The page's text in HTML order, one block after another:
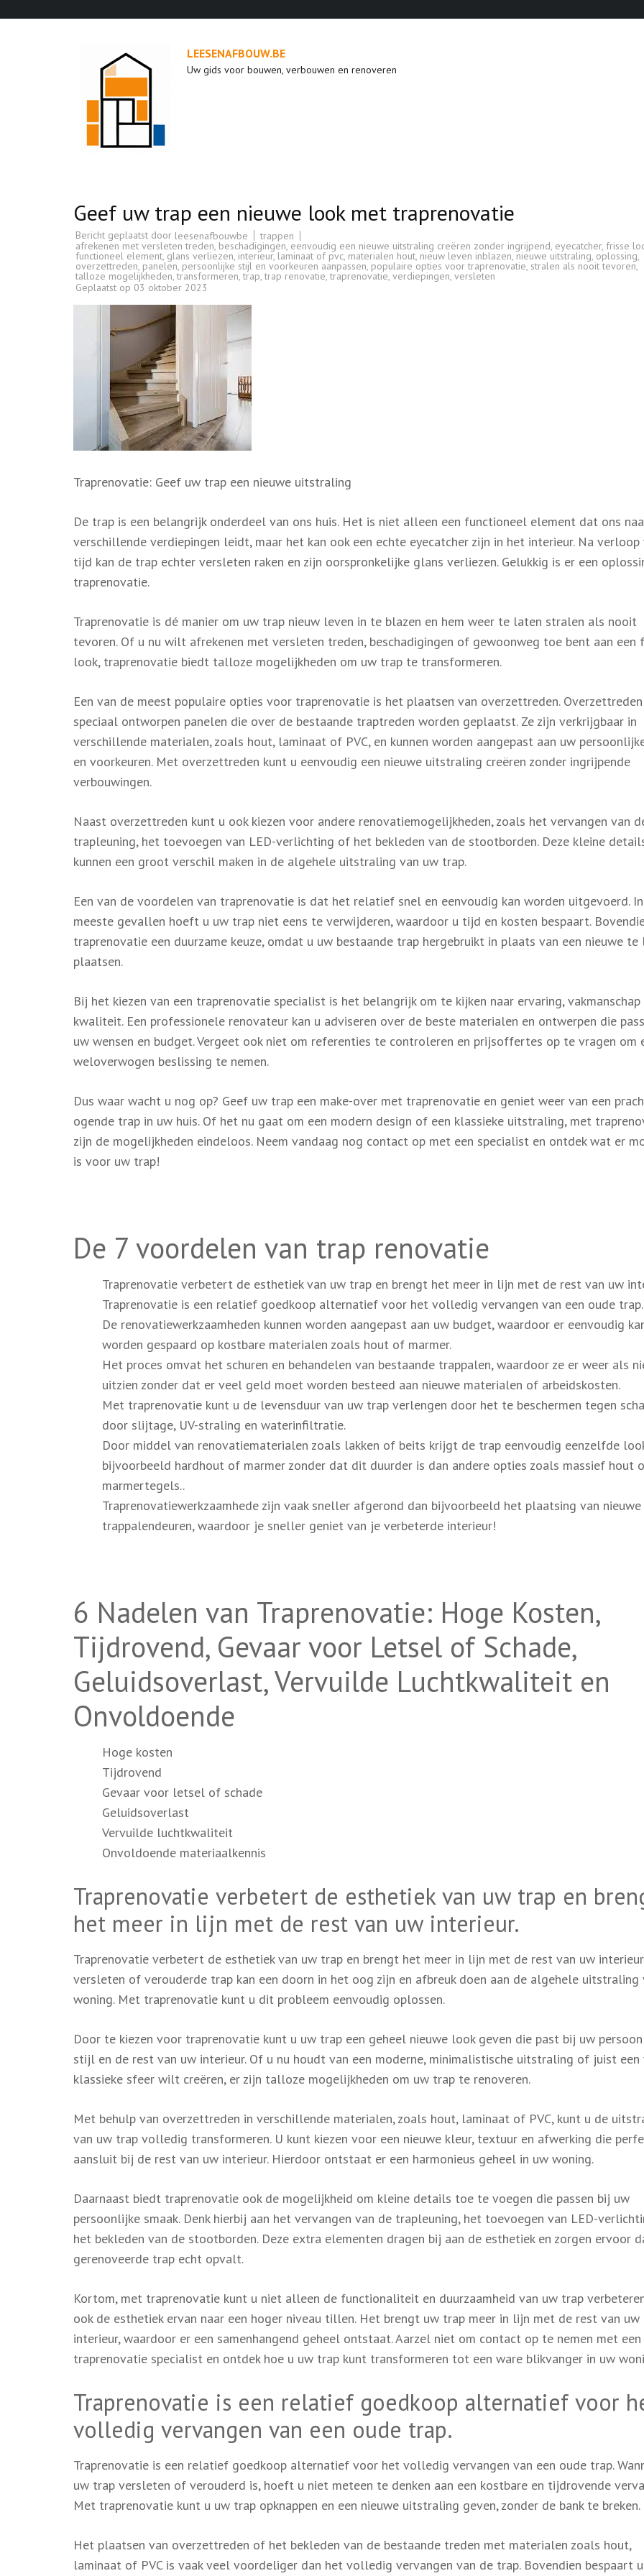
LEESENAFBOUW.BE
Uw gids voor bouwen, verbouwen en renoveren
Geef uw trap een nieuwe look met traprenovatie
Bericht geplaatst door leesenafbouwbe
trappen
afrekenen met versleten treden, beschadigingen, eenvoudig een nieuwe uitstraling creëren zonder ingrijpend, eyecatcher, frisse
functioneel element, glans verliezen, interieur, laminaat of pvc, materialen hout, nieuw leven inblazen,nieuwe uitstraling, oplossing,
overzettreden, panelen, persoonlijke stijl en voorkeuren aanpassen, populaire opties voor traprenovatie, stralen als nooit tevoren,
talloze mogelijkheden,transformeren,trap,trap renovatie,traprenovatie, verdiepingen, versleten
Geplaatst op 03 oktober 2023
Traprenovatie: Geef uw trap een nieuwe uitstraling
De trap is een belangrijk onderdeel van ons huis. Het is niet alleen een functioneel element dat ons
verschillende verdiepingen leidt, maar het kan ook een echte eyecatcher zijn in het interieur. Na verloop
tijd kan de trap echter versleten raken en zijn oorspronkelijke glans verliezen. Gelukkig is er een
traprenovatie.
Traprenovatie is dé manier om uw trap nieuw leven in te blazen en hem weer te laten stralen als nooit
tevoren. Of u nu wilt afrekenen met versleten treden, beschadigingen of gewoonweg toe bent aan een
look, traprenovatie biedt talloze mogelijkheden om uw trap te transformeren.
Een van de meest populaire opties voor traprenovatie is het plaatsen van overzettreden.
speciaal ontworpen panelen die over de bestaande traptreden worden geplaatst. Ze zijn verkrijgbaar in
verschillende materialen, zoals hout, laminaat of PVC, en kunnen worden aangepast aan uw
en voorkeuren. Met overzettreden kunt u eenvoudig een nieuwe uitstraling creëren zonder ingrijpende
verbouwingen.
Naast overzettreden kunt u ook kiezen voor andere renovatiemogelijkheden, zoals het vervangen van
trapleuning, het toevoegen van LED-verlichting of het bekleden van de stootborden. Deze kleine
kunnen een groot verschil maken in de algehele uitstraling van uw trap.
Een van de voordelen van traprenovatie is dat het relatief snel en eenvoudig kan worden uitgevoerd.
meeste gevallen hoeft u uw trap niet eens te verwijderen, waardoor u tijd en kosten bespaart.
traprenovatie een duurzame keuze, omdat u uw bestaande trap hergebruikt in plaats van een nieuwe te
plaatsen.
Bij het kiezen van een traprenovatie specialist is het belangrijk om te kijken naar ervaring, vakmanschap
kwaliteit. Een professionele renovateur kan u adviseren over de beste materialen en ontwerpen die
uw wensen en budget. Vergeet ook niet om referenties te controleren en prijsoffertes op te vragen om
weloverwogen beslissing te nemen.
Dus waar wacht u nog op? Geef uw trap een make-over met traprenovatie en geniet weer van een
ogende trap in uw huis. Of het nu gaat om een modern design of een klassieke uitstraling, met
zijn de mogelijkheden eindeloos. Neem vandaag nog contact op met een specialist en ontdek wat er
is voor uw trap!
De 7 voordelen van trap renovatie
Traprenovatie verbetert de esthetiek van uw trap en brengt het meer in lijn met de rest van uw
Traprenovatie is een relatief goedkoop alternatief voor het volledig vervangen van een oude trap.
De renovatiewerkzaamheden kunnen worden aangepast aan uw budget, waardoor er eenvoudig
worden gespaard op kostbare materialen zoals hout of marmer.
Het proces omvat het schuren en behandelen van bestaande trappalen, waardoor ze er weer als
uitzien zonder dat er veel geld moet worden besteed aan nieuwe materialen of arbeidskosten.
Met traprenovatie kunt u de levensduur van uw trap verlengen door het te beschermen tegen
door slijtage, UV-straling en waterinfiltratie.
Door middel van renovatiematerialen zoals lakken of beits krijgt de trap eenvoudig eenzelfde
bijvoorbeeld hardhout of marmer zonder dat dit duurder is dan andere opties zoals massief hout
marmertegels..
Traprenovatiewerkzaamhede zijn vaak sneller afgerond dan bijvoorbeeld het plaatsing van nieuwe
trappalendeuren, waardoor je sneller geniet van je verbeterde interieur!
6 Nadelen van Traprenovatie: Hoge Kosten,
Tijdrovend, Gevaar voor Letsel of Schade,
Geluidsoverlast, Vervuilde Luchtkwaliteit en
Onvoldoende
Hoge kosten
Tijdrovend
Gevaar voor letsel of schade
Geluidsoverlast
Vervuilde luchtkwaliteit
Onvoldoende materiaalkennis
Traprenovatie verbetert de esthetiek van uw trap en
het meer in lijn met de rest van uw interieur.
Traprenovatie verbetert de esthetiek van uw trap en brengt het meer in lijn met de rest van uw
versleten of verouderde trap kan een doorn in het oog zijn en afbreuk doen aan de algehele uitstraling
woning. Met traprenovatie kunt u dit probleem eenvoudig oplossen.
Door te kiezen voor traprenovatie kunt u uw trap een geheel nieuwe look geven die past bij uw
stijl en de rest van uw interieur. Of u nu houdt van een moderne, minimalistische uitstraling of juist een
klassieke sfeer wilt creëren, er zijn talloze mogelijkheden om uw trap te renoveren.
Met behulp van overzettreden in verschillende materialen, zoals hout, laminaat of PVC, kunt u de
van uw trap volledig transformeren. U kunt kiezen voor een nieuwe kleur, textuur en afwerking die
aansluit bij de rest van uw interieur. Hierdoor ontstaat er een harmonieus geheel in uw woning.
Daarnaast biedt traprenovatie ook de mogelijkheid om kleine details toe te voegen die passen bij uw
persoonlijke smaak. Denk hierbij aan het vervangen van de trapleuning, het toevoegen van LED-
het bekleden van de stootborden. Deze extra elementen dragen bij aan de esthetiek en zorgen ervoor
gerenoveerde trap echt opvalt.
Kortom, met traprenovatie kunt u niet alleen de functionaliteit en duurzaamheid van uw trap
ook de esthetiek ervan naar een hoger niveau tillen. Het brengt uw trap meer in lijn met de rest van uw
interieur, waardoor er een samenhangend geheel ontstaat. Aarzel niet om contact op te nemen met een
traprenovatie specialist en ontdek hoe u uw trap kunt transformeren tot een ware blikvanger in uw
Traprenovatie is een relatief goedkoop alternatief voor
volledig vervangen van een oude trap.
Traprenovatie is een relatief goedkoop alternatief voor het volledig vervangen van een oude trap.
uw trap versleten of verouderd is, hoeft u niet meteen te denken aan een kostbare en tijdrovende
Met traprenovatie kunt u uw trap opknappen en een nieuwe uitstraling geven, zonder de bank te breken.
Het plaatsen van overzettreden of het bekleden van de bestaande treden met materialen zoals hout,
laminaat of PVC is vaak veel voordeliger dan het volledig vervangen van de trap. Bovendien bespaart